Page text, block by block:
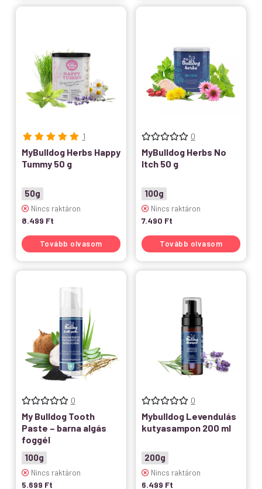
1
MyBulldog Herbs Happy
Tummy 50 g
50g
Nincs raktáron
8.499 Ft
Tovább olvasom
0
MyBulldog Herbs No
Itch 50 g
100g
Nincs raktáron
7.490 Ft
Tovább olvasom
0
My Bulldog Tooth
Paste – barna algás
foggél
100g
Nincs raktáron
5.699 Ft
0
Mybulldog Levendulás
kutyasampon 200 ml
200g
Nincs raktáron
6.499 Ft